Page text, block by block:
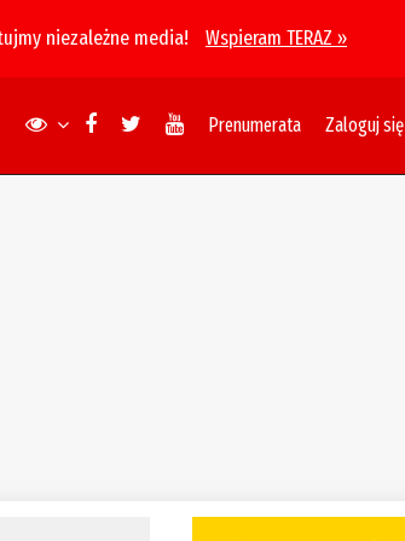
niezależne media! Wspieram TERAZ »
Prenumerata Zaloguj się